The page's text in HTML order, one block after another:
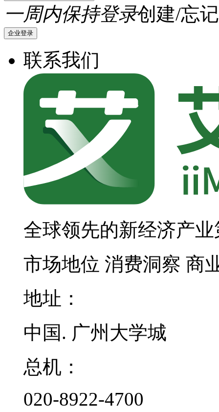
一周内保持登录创建/忘
企业登录
联系我们
全球领先的新经济产
市场地位 消费洞察 商
地址：
中国. 广州大学城
总机：
020-8922-4700